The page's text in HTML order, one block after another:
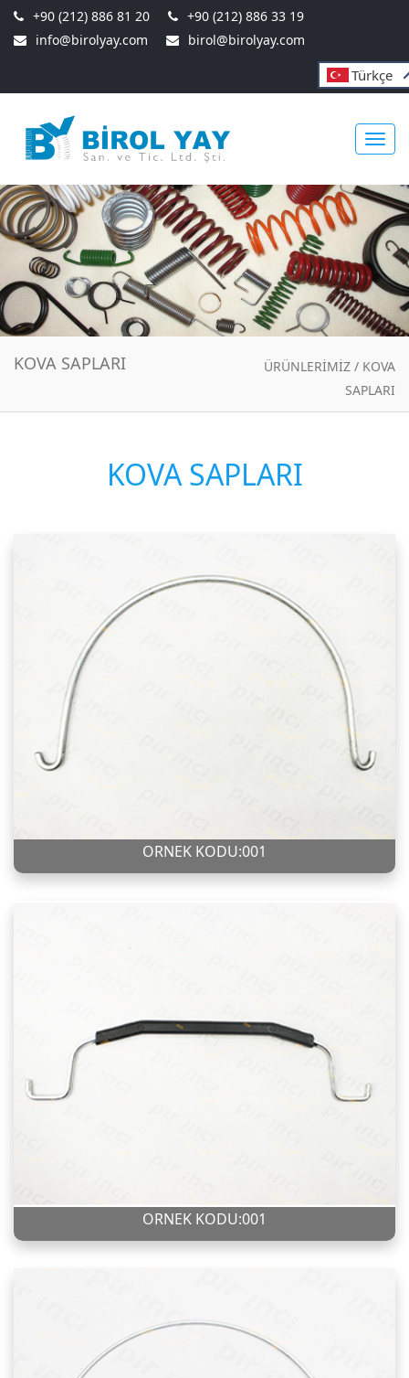
+90 (212) 886 81 20
+90 (212) 886 33 19
info@birolyay.com
birol@birolyay.com
Türkçe
KOVA SAPLARI ÜRÜNLERİMİZ / KOVA
SAPLARI
KOVA SAPLARI
ÖRNEK KODU:001
ÖRNEK KODU:001